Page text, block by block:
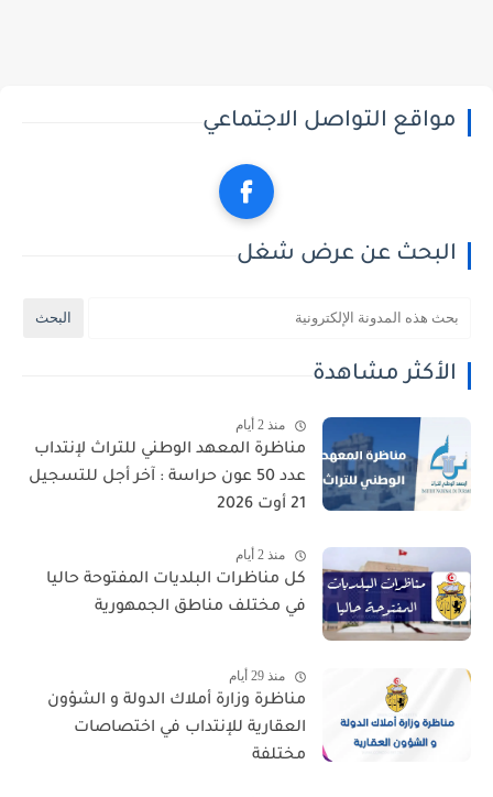
مواقع التواصل الاجتماعي
البحث عن عرض شغل
الأكثر مشاهدة
منذ 2 أيام
مناظرة المعهد الوطني للتراث لإنتداب
عدد 50 عون حراسة : آخر أجل للتسجيل
21 أوت 2026
منذ 2 أيام
كل مناظرات البلديات المفتوحة حاليا
في مختلف مناطق الجمهورية
منذ 29 أيام
مناظرة وزارة أملاك الدولة و الشؤون
العقارية للإنتداب في اختصاصات
مختلفة